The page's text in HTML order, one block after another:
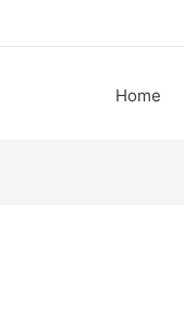
Home